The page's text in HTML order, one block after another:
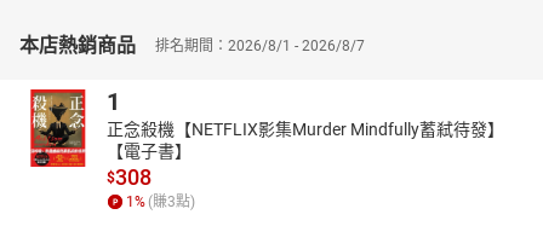
本店熱銷商品 排名期間：2026/8/1 - 2026/8/7
1
正念殺機【NETFLIX影集Murder Mindfully蓄弒待發】
【電子書】
$308
1 % (賺3點)